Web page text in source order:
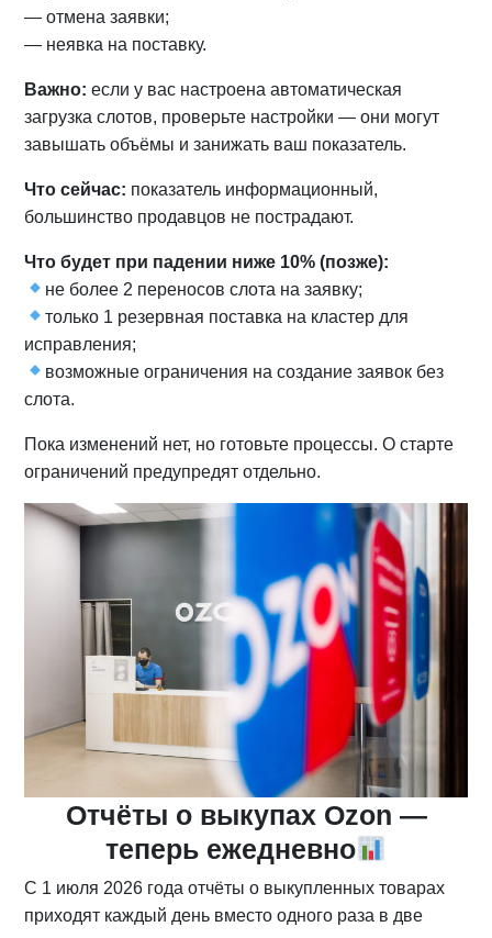
— отмена заявки;
— неявка на поставку.
Важно: если у вас настроена автоматическая
загрузка слотов, проверьте настройки — они могут
завышать объёмы и занижать ваш показатель.
Что сейчас: показатель информационный,
большинство продавцов не пострадают.
Что будет при падении ниже 10% (позже):
не более 2 переносов слота на заявку;
только 1 резервная поставка на кластер для
исправления;
возможные ограничения на создание заявок без
слота.
Пока изменений нет, но готовьте процессы. О старте
ограничений предупредят отдельно.
Отчёты о выкупах Ozon —
теперь ежедневно
С 1 июля 2026 года отчёты о выкупленных товарах
приходят каждый день вместо одного раза в две